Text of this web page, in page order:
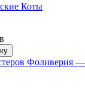
Коты